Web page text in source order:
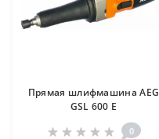
Прямая шлифмашина AEG
GSL 600 E
0